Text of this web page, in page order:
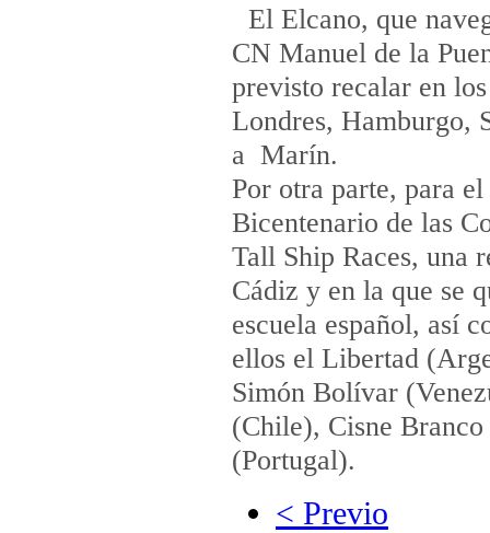
El Elcano, que
CN Manuel de la
previsto recalar en
Londres, Hamburgo,
a Marín.
Por otra parte, para
Bicentenario de las
Tall Ship Races, una
Cádiz y en la que se
escuela español, así
ellos el Libertad
Simón Bolívar
(Chile), Cisne
(Portugal).
< Previo